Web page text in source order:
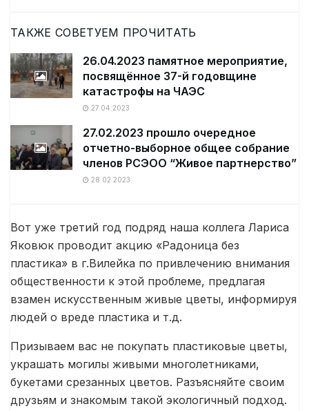
ТАКЖЕ СОВЕТУЕМ ПРОЧИТАТЬ
26.04.2023 памятное мероприятие,
посвящённое 37-й годовщине
катастрофы на ЧАЭС
27.04.2023
27.02.2023 прошло очередное
отчетно-выборное общее собрание
членов РСЭОО “Живое партнерство”
28.02.2023
Вот уже третий год подряд наша коллега Лариса
Яковюк проводит акцию «Радоница без
пластика» в г.Вилейка по привлечению внимания
общественности к этой проблеме, предлагая
взамен искусственным живые цветы, информируя
людей о вреде пластика и т.д.
Призываем вас не покупать пластиковые цветы,
украшать могилы живыми многолетниками,
букетами срезанных цветов. Разъясняйте своим
друзьям и знакомым такой экологичный подход.